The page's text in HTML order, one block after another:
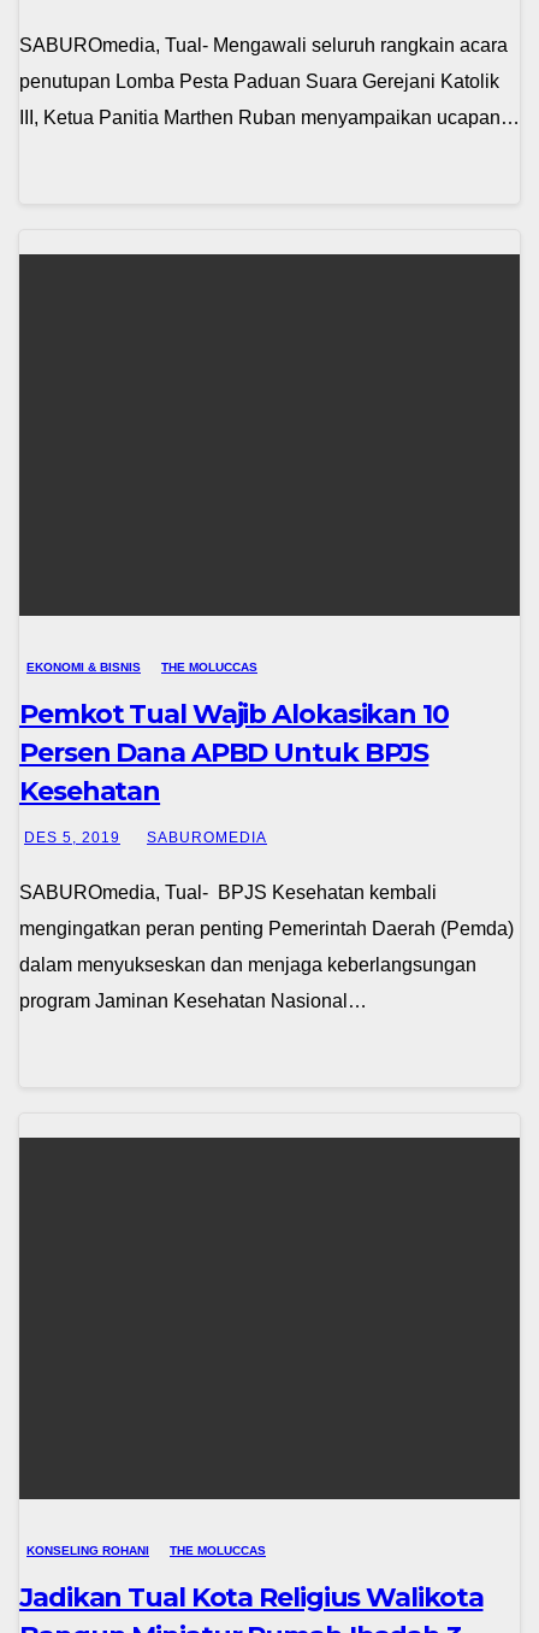
SABUROmedia, Tual- Mengawali seluruh rangkain acara
penutupan Lomba Pesta Paduan Suara Gerejani Katolik
III, Ketua Panitia Marthen Ruban menyampaikan ucapan…
EKONOMI & BISNIS THE MOLUCCAS
Pemkot Tual Wajib Alokasikan 10
Persen Dana APBD Untuk BPJS
Kesehatan
DES 5, 2019 SABUROMEDIA
SABUROmedia, Tual- BPJS Kesehatan kembali
mengingatkan peran penting Pemerintah Daerah (Pemda)
dalam menyukseskan dan menjaga keberlangsungan
program Jaminan Kesehatan Nasional…
KONSELING ROHANI THE MOLUCCAS
Jadikan Tual Kota Religius Walikota